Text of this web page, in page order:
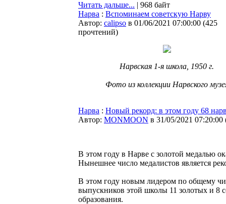
Читать дальше... | 968 байт
Нарва : Вспоминаем советскую Нарву
Автор: calipso в 01/06/2021 07:00:00 (425
прочтений)
Нарвская 1-я школа, 1950 г.
Фото из коллекции Нарвского
Нарва : Новый рекорд: в этом году 68
Автор: MONMOON в 31/05/2021 07:20:00
В этом году в Нарве с золотой медалью
Нынешнее число медалистов является
В этом году новым лидером по общему
выпускников этой школы 11 золотых и 8
образования.